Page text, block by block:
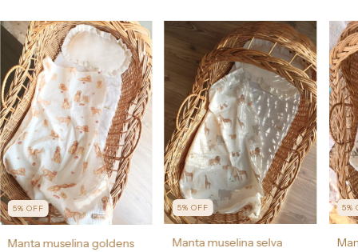
5% OFF
Manta muselina goldens
5% OFF
Manta muselina selva
5%